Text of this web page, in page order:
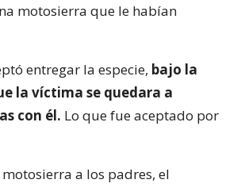
motosierra que le habían
entregar la especie, bajo la
la víctima se quedara a
con él. Lo que fue aceptado por
a los padres, el